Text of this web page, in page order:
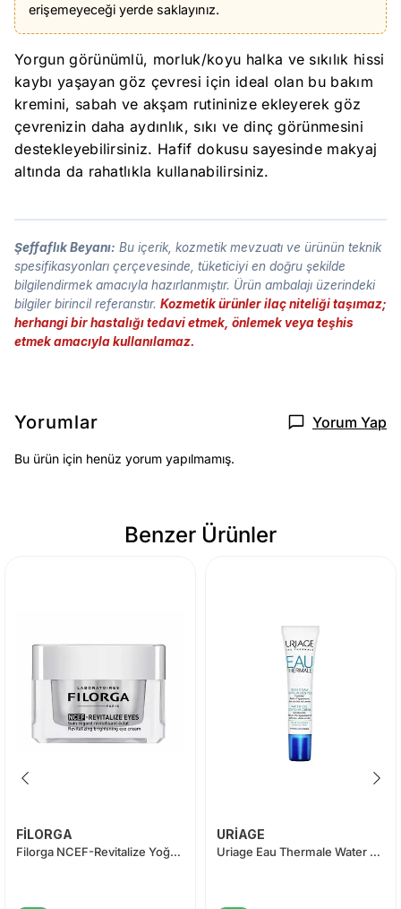
erişemeyeceği yerde saklayınız.
Yorgun görünümlü, morluk/koyu halka ve sıkılık hissi
kaybı yaşayan göz çevresi için ideal olan bu bakım
kremini, sabah ve akşam rutininize ekleyerek göz
çevrenizin daha aydınlık, sıkı ve dinç görünmesini
destekleyebilirsiniz. Hafif dokusu sayesinde makyaj
altında da rahatlıkla kullanabilirsiniz.
Şeffaflık Beyanı: Bu içerik, kozmetik mevzuatı ve ürünün teknik
spesifikasyonları çerçevesinde, tüketiciyi en doğru şekilde
bilgilendirmek amacıyla hazırlanmıştır. Ürün ambalajı üzerindeki
bilgiler birincil referanstır. Kozmetik ürünler ilaç niteliği taşımaz;
herhangi bir hastalığı tedavi etmek, önlemek veya teşhis
etmek amacıyla kullanılamaz.
Yorumlar Yorum Yap
Bu ürün için henüz yorum yapılmamış.
Benzer Ürünler
FİLORGA
Filorga NCEF-Revitalize Yoğun Canlandırıcı ve Aydınlatıcı Göz Bakım Kremi 15 ml
URİAGE
Uriage Eau Thermale Water Eye Contour Cream 15ml